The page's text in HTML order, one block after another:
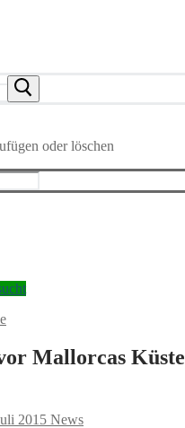
oder löschen
Mallorcas Küste
2015 News